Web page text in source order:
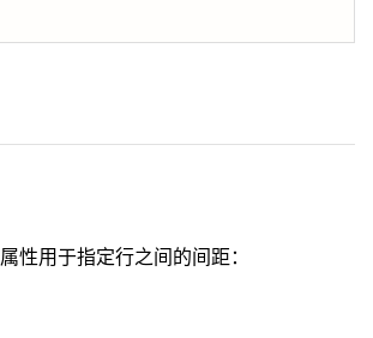
属性用于指定行之间的间距：